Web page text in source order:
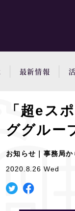
最新情報
「超eス
ググルー
お知らせ｜事務局
2020.8.26 Wed